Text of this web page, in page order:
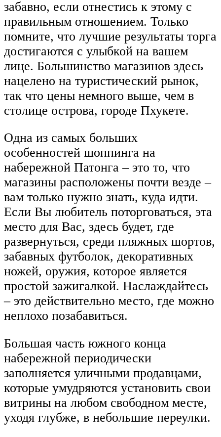
забавно, если отнестись к этому с
правильным отношением. Только
помните, что лучшие результаты торга
достигаются с улыбкой на вашем
лице. Большинство магазинов здесь
нацелено на туристический рынок,
так что цены немного выше, чем в
столице острова, городе Пхукете.
Одна из самых больших
особенностей шоппинга на
набережной Патонга – это то, что
магазины расположены почти везде –
вам только нужно знать, куда идти.
Если Вы любитель поторговаться, эта
место для Вас, здесь будет, где
развернуться, среди пляжных шортов,
забавных футболок, декоративных
ножей, оружия, которое является
простой зажигалкой. Наслаждайтесь
– это действительно место, где можно
неплохо позабавиться.
Большая часть южного конца
набережной периодически
заполняется уличными продавцами,
которые умудряются установить свои
витрины на любом свободном месте,
уходя глубже, в небольшие переулки.